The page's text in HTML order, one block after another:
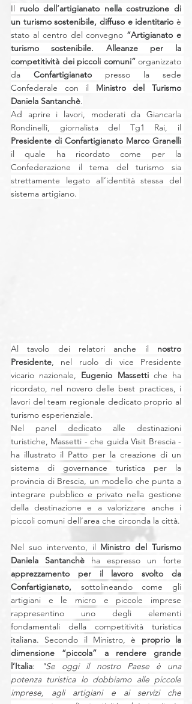
Il ruolo dell’artigianato nella costruzione di
un turismo sostenibile, diffuso e identitario è
stato al centro del convegno “Artigianato e
turismo sostenibile. Alleanze per la
competitività dei piccoli comuni” organizzato
da Confartigianato presso la sede
Confederale con il Ministro del Turismo
Daniela Santanchè.
Ad aprire i lavori, moderati da Giancarla
Presidente di Confartigianato Marco Granelli
il quale ha ricordato come per la
Confederazione il tema del turismo sia
strettamente legato all’identità stessa del
sistema artigiano.
Al tavolo dei relatori anche il nostro
Presidente, nel ruolo di vice Presidente
vicario nazionale, Eugenio Massetti che ha
ricordato, nel novero delle best practices, i
lavori del team regionale dedicato proprio al
turismo esperienziale.
Nel panel dedicato alle destinazioni
turistiche, Massetti - che guida Visit Brescia -
ha illustrato il Patto per la creazione di un
sistema di governance turistica per la
provincia di Brescia, un modello che punta a
integrare pubblico e privato nella gestione
della destinazione e a valorizzare anche i
piccoli comuni dell’area che circonda la città.
Nel suo intervento, il Ministro del Turismo
Daniela Santanchè
apprezzamento per il lavoro svolto da
Confartigianato, sottolineando come gli
artigiani e le micro e piccole imprese
rappresentino uno degli elementi
fondamentali della competitività turistica
italiana. Secondo il Ministro, è proprio la
dimensione “piccola” a rendere grande
l’Italia:
"Se oggi il nostro Paese è una
potenza turistica lo dobbiamo alle piccole
imprese, agli artigiani e ai servizi che